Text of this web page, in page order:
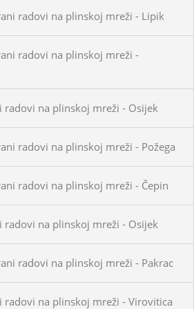
radovi na plinskoj mreži - Lipik
radovi na plinskoj mreži -
radovi na plinskoj mreži - Osijek
radovi na plinskoj mreži - Požega
radovi na plinskoj mreži - Čepin
na plinskoj mreži - Osijek
radovi na plinskoj mreži - Pakrac
radovi na plinskoj mreži - Virovitica